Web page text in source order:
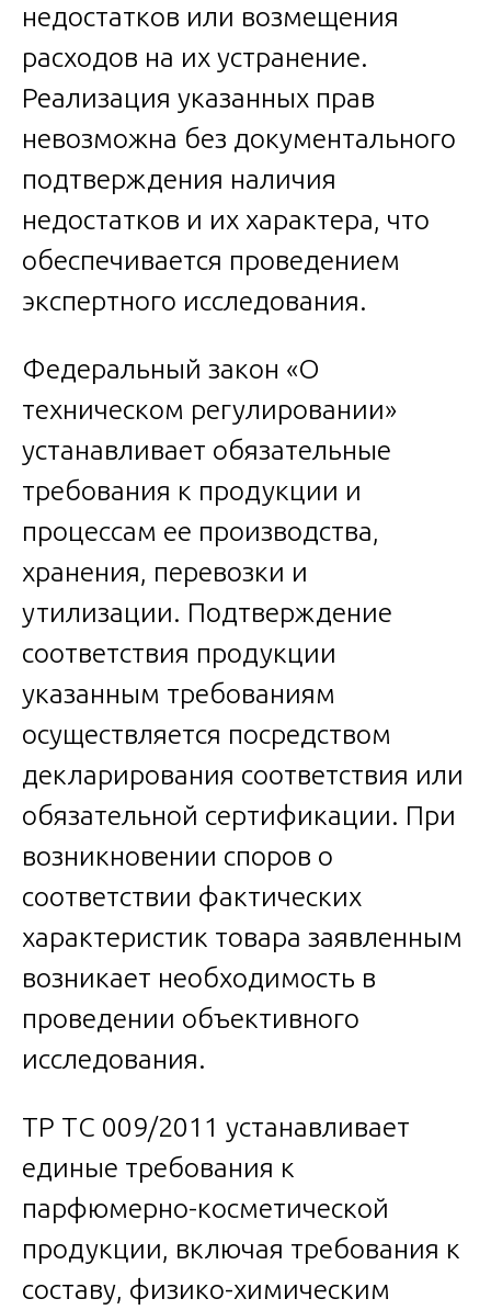
недостатков или возмещения
расходов на их устранение.
Реализация указанных прав
невозможна без документального
подтверждения наличия
недостатков и их характера, что
обеспечивается проведением
экспертного исследования.
Федеральный закон «О
техническом регулировании»
устанавливает обязательные
требования к продукции и
процессам ее производства,
хранения, перевозки и
утилизации. Подтверждение
соответствия продукции
указанным требованиям
осуществляется посредством
декларирования соответствия или
обязательной сертификации. При
возникновении споров о
соответствии фактических
характеристик товара заявленным
возникает необходимость в
проведении объективного
исследования.
ТР ТС 009/2011 устанавливает
единые требования к
парфюмерно-косметической
продукции, включая требования к
составу, физико-химическим